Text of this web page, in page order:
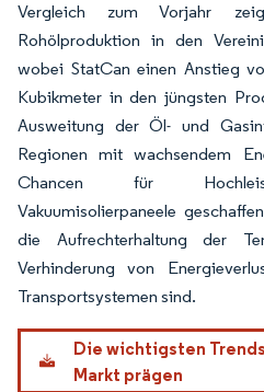
Vergleich zum Vorjahr
Rohölproduktion in den
wobei StatCan einen Anstieg
Kubikmeter in den jüngsten
Ausweitung der Öl- und
Regionen mit wachsendem
Chancen für
Vakuumisolierpaneele
die Aufrechterhaltung der
Verhinderung von
Transportsystemen sind.
Die wichtigsten
Markt prägen